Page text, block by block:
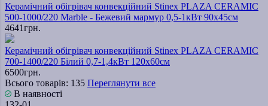
Керамічний обігрівач конвекційний Stinex PLAZA CERAMIC
500-1000/220 Marble - Бежевий мармур 0,5-1кВт 90х45см
4641грн.
Керамічний обігрівач конвекційний Stinex PLAZA CERAMIC
700-1400/220 Білий 0,7-1,4кВт 120х60см
6500грн.
Всього товарів: 135 Переглянути все
В наявності